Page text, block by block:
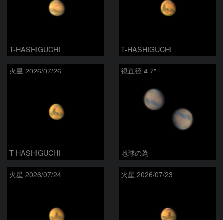
T-HASHIGUCHI T-HASHIGUCHI
火星 2026/07/26
T-HASHIGUCHI
視直径 4.7"
地球の為
火星 2026/07/24 火星 2026/07/23